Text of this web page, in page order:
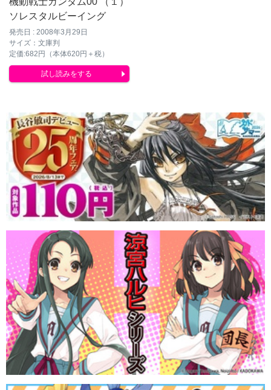
ソレスタルビーイング
発売日 : 2008年3月29日
サイズ：文庫判
定価:682円（本体620円＋税）
試し読みをする